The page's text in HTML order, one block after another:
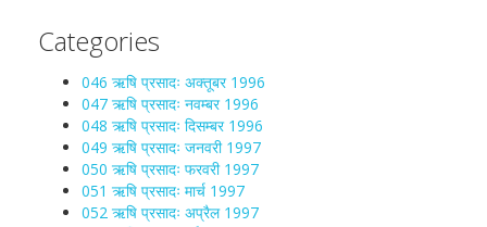
Categories
046 ऋषि प्रसादः अक्तूबर 1996
047 ऋषि प्रसादः नवम्बर 1996
048 ऋषि प्रसादः दिसम्बर 1996
049 ऋषि प्रसादः जनवरी 1997
050 ऋषि प्रसादः फरवरी 1997
051 ऋषि प्रसादः मार्च 1997
052 ऋषि प्रसादः अप्रैल 1997